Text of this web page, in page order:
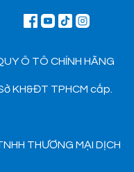
Ô TÔ CHÍNH HÃNG
KH&ĐT TPHCM cấp.
THƯƠNG MẠI DỊCH